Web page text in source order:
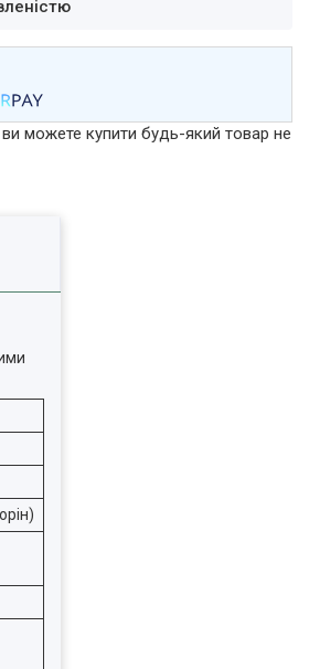
ви можете купити будь-який товар не